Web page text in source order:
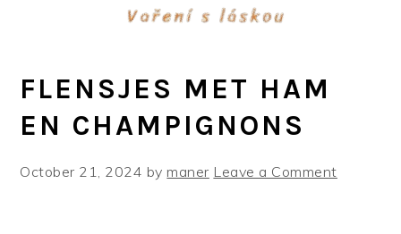
FLENSJES MET HAM
EN CHAMPIGNONS
October 21, 2024 bymaner Leave a Comment